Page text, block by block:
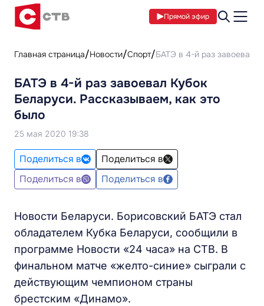
Прямой эфир
Главная страница Новости Спорт БАТЭ в 4-й раз завоевал
БАТЭ в 4-й раз завоевал Кубок
Беларуси. Рассказываем, как это
было
25 мая 2020 19:38
Поделиться в
Поделиться в
Поделиться в
Поделиться в
Новости Беларуси. Борисовский БАТЭ стал
обладателем Кубка Беларуси, сообщили в
программе Новости «24 часа» на СТВ. В
финальном матче «желто-синие» сыграли с
действующим чемпионом страны
брестским «Динамо».